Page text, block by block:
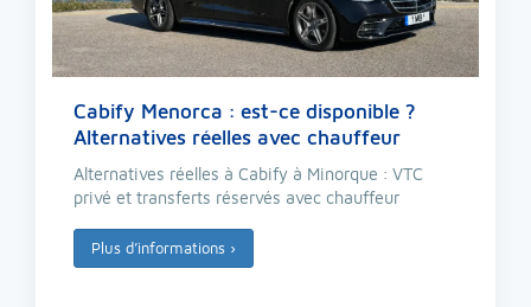
Cabify Menorca : est-ce disponible ?
Alternatives réelles avec chauffeur
Alternatives réelles à Cabify à Minorque : VTC
privé et transferts réservés avec chauffeur
Plus d’informations ›